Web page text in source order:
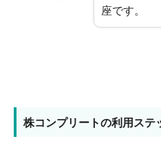
座です。
株コンプリートの利用ステ